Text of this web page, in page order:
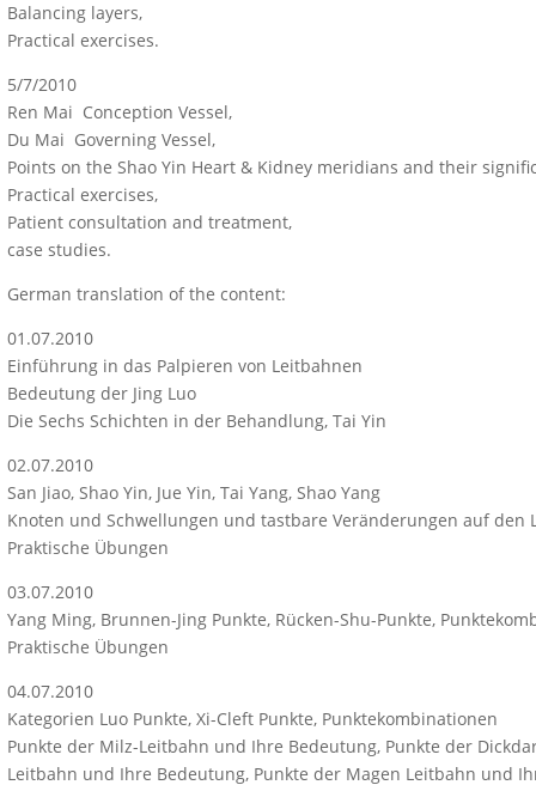
Balancing layers,
Practical exercises.
5/7/2010
Ren Mai  Conception Vessel,
Du Mai  Governing Vessel,
Points on the Shao Yin Heart & Kidney meridians and their
Practical exercises,
Patient consultation and treatment,
case studies.
German translation of the content:
01.07.2010
Einführung in das Palpieren von Leitbahnen
Bedeutung der Jing Luo
Die Sechs Schichten in der Behandlung, Tai Yin
02.07.2010
San Jiao, Shao Yin, Jue Yin, Tai Yang, Shao Yang
Knoten und Schwellungen und tastbare Veränderungen auf den
Praktische Übungen
03.07.2010
Yang Ming, Brunnen-Jing Punkte, Rücken-Shu-Punkte,
Praktische Übungen
04.07.2010
Kategorien Luo Punkte, Xi-Cleft Punkte, Punktekombinationen
Punkte der Milz-Leitbahn und Ihre Bedeutung, Punkte der
Leitbahn und Ihre Bedeutung, Punkte der Magen Leitbahn und